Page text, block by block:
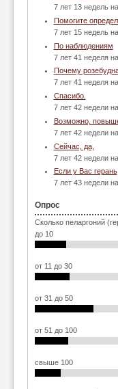
7 лет 13 недель
Помогите
7 лет 15 недель
По наблюдениям
7 лет 41 неделя
Почему
7 лет 41 неделя
Спасибо.
7 лет 42 недели
Возможно,
7 лет 42 недели
Сейчас, да,
7 лет 42 недели
Если у Вас герань
7 лет 43 недели
Опрос
Сколько пеларгоний
до 10
от 11 до 30
от 31 до 50
от 51 до 100
свыше 100